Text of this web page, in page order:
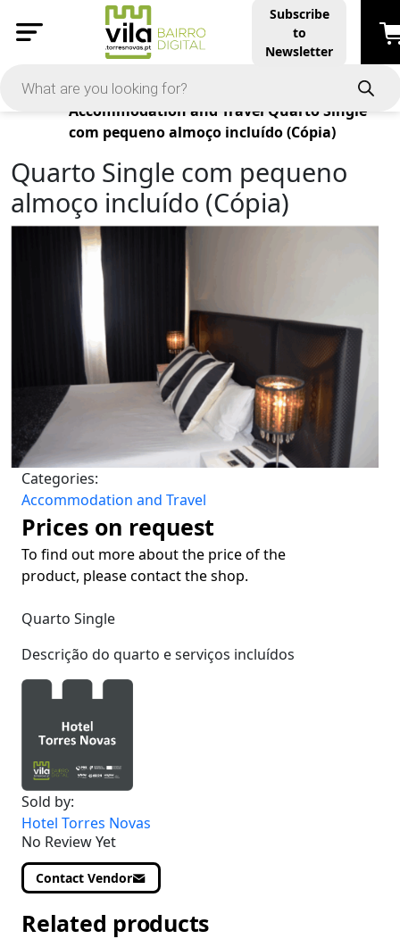
Subscribe
to
Newsletter
Products
Accommodation and Travel Quarto Single
com pequeno almoço incluído (Cópia)
Quarto Single com pequeno
almoço incluído (Cópia)
Categories:
Accommodation and Travel
Prices on request
To find out more about the price of the
product, please contact the shop.
Quarto Single
Descrição do quarto e serviços incluídos
Sold by:
Hotel Torres Novas
No Review Yet
Contact Vendor
Related products